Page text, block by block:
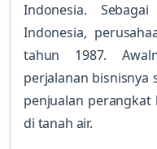
Indonesia.
Indonesia,
tahun 1987.
perjalanan bisnisnya
penjualan perangkat
di tanah air.